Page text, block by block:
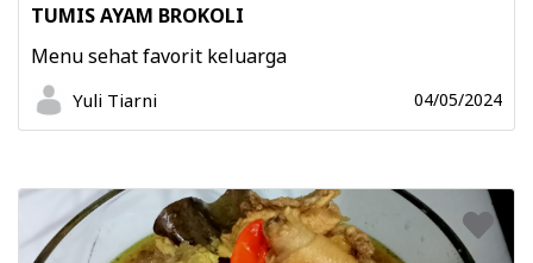
TUMIS AYAM BROKOLI
Menu sehat favorit keluarga
Yuli Tiarni 04/05/2024